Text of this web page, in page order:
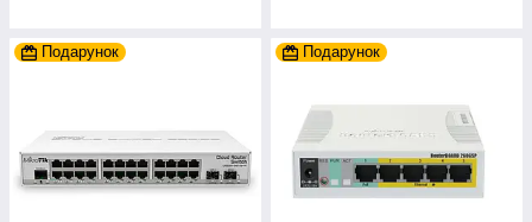
Подарунок Подарунок